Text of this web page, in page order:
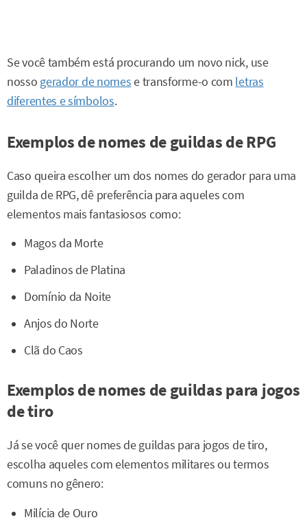
Se você também está procurando um novo nick, use
nosso gerador de nomese transforme-o com letras
diferentes e símbolos.
Exemplos de nomes de guildas de RPG
Caso queira escolher um dos nomes do gerador para uma
guilda de RPG, dê preferência para aqueles com
elementos mais fantasiosos como:
Magos da Morte
Paladinos de Platina
Domínio da Noite
Anjos do Norte
Clã do Caos
Exemplos de nomes de guildas para jogos
de tiro
Já se você quer nomes de guildas para jogos de tiro,
escolha aqueles com elementos militares ou termos
comuns no gênero:
Milícia de Ouro